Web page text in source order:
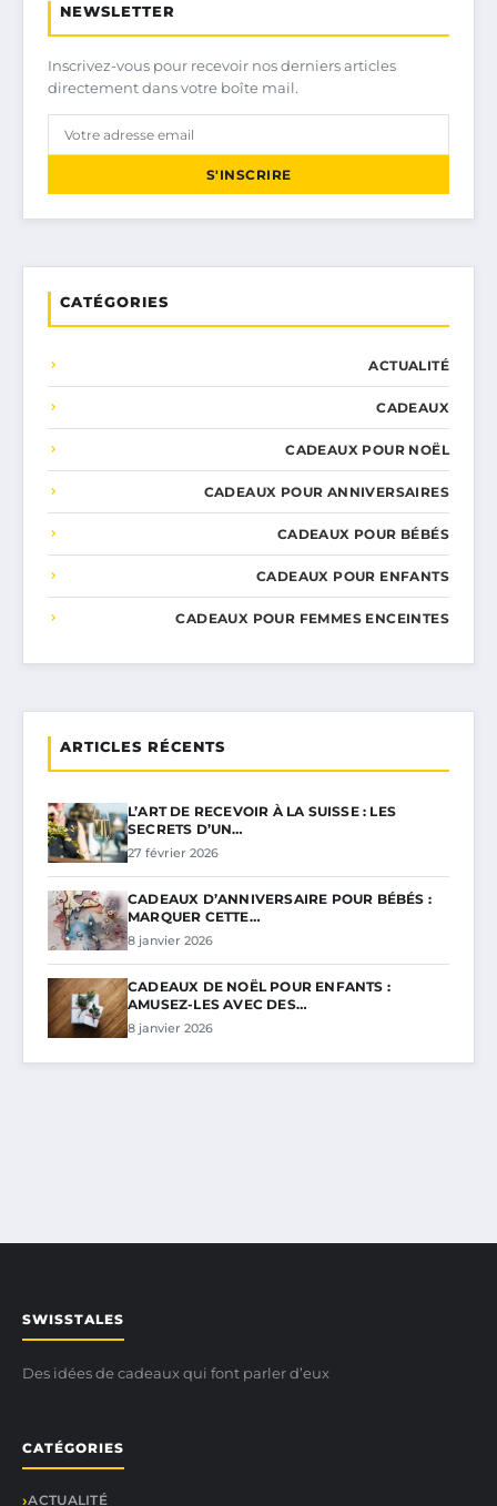
NEWSLETTER
Inscrivez-vous pour recevoir nos derniers articles
directement dans votre boîte mail.
S'INSCRIRE
CATÉGORIES
ACTUALITÉ
CADEAUX
CADEAUX POUR NOËL
CADEAUX POUR ANNIVERSAIRES
CADEAUX POUR BÉBÉS
CADEAUX POUR ENFANTS
CADEAUX POUR FEMMES ENCEINTES
ARTICLES RÉCENTS
L’ART DE RECEVOIR À LA SUISSE : LES
SECRETS D’UN…
27 février 2026
CADEAUX D’ANNIVERSAIRE POUR BÉBÉS :
MARQUER CETTE…
8 janvier 2026
CADEAUX DE NOËL POUR ENFANTS :
AMUSEZ-LES AVEC DES…
8 janvier 2026
SWISSTALES
Des idées de cadeaux qui font parler d’eux
CATÉGORIES
ACTUALITÉ